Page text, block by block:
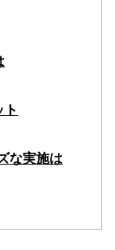
な実施は